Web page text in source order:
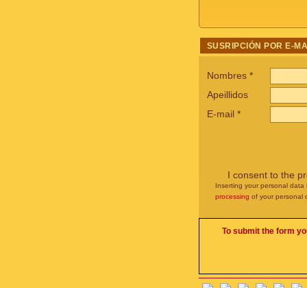
SUSRIPCIÓN POR E-
Nombres *
Apeillidos
E-mail *
I consent to the
Inserting your personal
processing of your personal
To submit the form